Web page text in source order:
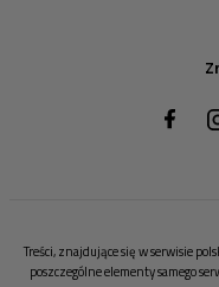
Treści, znajdujące się w serwisie
poszczególne elementy samego